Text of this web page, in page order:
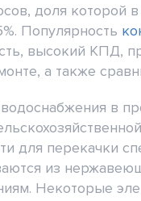
доля
Популярность
высокий КПД,
а также
в
для перекачки
из
Некоторые